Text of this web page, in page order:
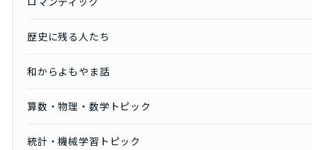
歴史に残る人たち
和からよもやま話
算数・物理・数学トピック
統計・機械学習トピック